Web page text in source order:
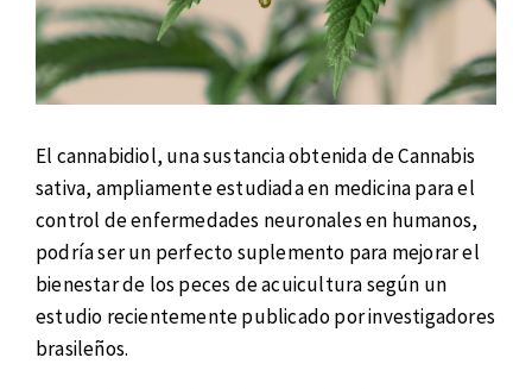
El cannabidiol, una sustancia obtenida de Cannabis
sativa, ampliamente estudiada en medicina para el
control de enfermedades neuronales en humanos,
podría ser un perfecto suplemento para mejorar el
bienestar de los peces de acuicultura según un
estudio recientemente publicado por investigadores
brasileños.